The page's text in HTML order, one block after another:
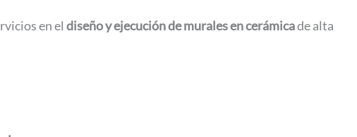
en el diseño y ejecución de murales en cerámicade alta